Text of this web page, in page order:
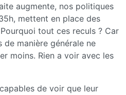
augmente, nos politiques
mettent en place des
tout ces reculs ? Car
de manière générale ne
moins. Rien a voir avec les
de voir que leur